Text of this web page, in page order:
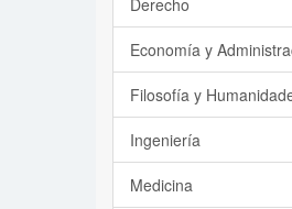
Derecho
Economía y
Filosofía y
Ingeniería
Medicina